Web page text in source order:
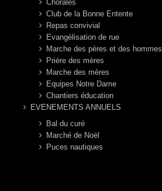
Chorales
Club de la Bonne Entente
Repas convivial
Evangélisation de rue
Marche des pères et des hommes
Prière des mères
Marche des mères
Equipes Notre Dame
Chantiers éducation
EVENEMENTS ANNUELS
Bal du curé
Marché de Noël
Puces nautiques